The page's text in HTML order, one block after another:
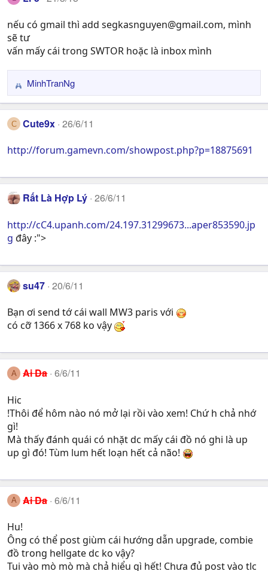
nếu có gmail thì add segkasnguyen@gmail.com, mình
sẽ tư
vấn mấy cái trong SWTOR hoặc là inbox mình
R
e
a
c
i
n
:
MinhTranNg
C Cute9x 26/6/11
http://forum.gamevn.com/showpost.php?p=18875691
Rất Là Hợp Lý 26/6/11
http://cC4.upanh.com/24.197.31299673...aper853590.jp
g đây :">
su47 20/6/11
Bạn ơi send tớ cái wall MW3 paris với
có cỡ 1366 x 768 ko vậy
A Ai Da 6/6/11
Hic
!Thôi để hôm nào nó mở lại rồi vào xem! Chứ h chả nhớ
gì!
Mà thấy đánh quái có nhặt dc mấy cái đồ nó ghi là up
up gì đó! Tùm lum hết loạn hết cả não!
A Ai Da 6/6/11
Hu!
Ông có thể post giùm cái hướng dẫn upgrade, combie
đồ trong hellgate dc ko vậy?
Tui vào mò mò mà chả hiểu gì hết! Chưa đủ post vào tlc